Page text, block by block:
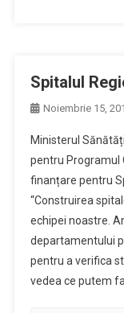
Spitalul
Noiembrie 15,
Ministerul
pentru Programul
finanțare pentru
“Construirea
echipei noastre.
departamentului
pentru a verifica
vedea ce putem